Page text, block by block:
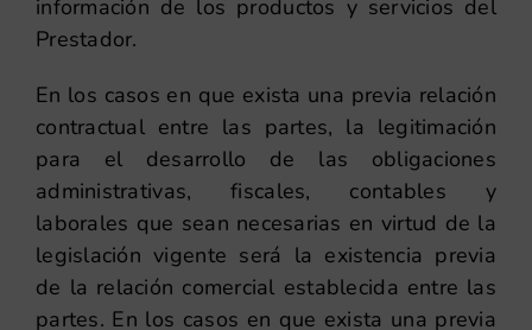
información de los productos y servicios del
Prestador.
En los casos en que exista una previa relación
contractual entre las partes, la legitimación
para el desarrollo de las obligaciones
administrativas, fiscales, contables y
laborales que sean necesarias en virtud de la
legislación vigente será la existencia previa
de la relación comercial establecida entre las
partes. En los casos en que exista una previa